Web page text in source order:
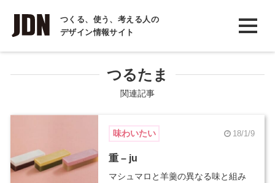
つくる、使う、考える人の
デザイン情報サイト
INTERVIEW
インタビュー
COLUMN
つるたま
関連記事
味わいたい 18/1/9
重 – ju
マシュマロと羊羹の異なる味と組み